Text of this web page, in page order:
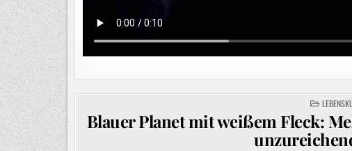
POSTED
IN
Blauer Planet mit weißem Fleck: